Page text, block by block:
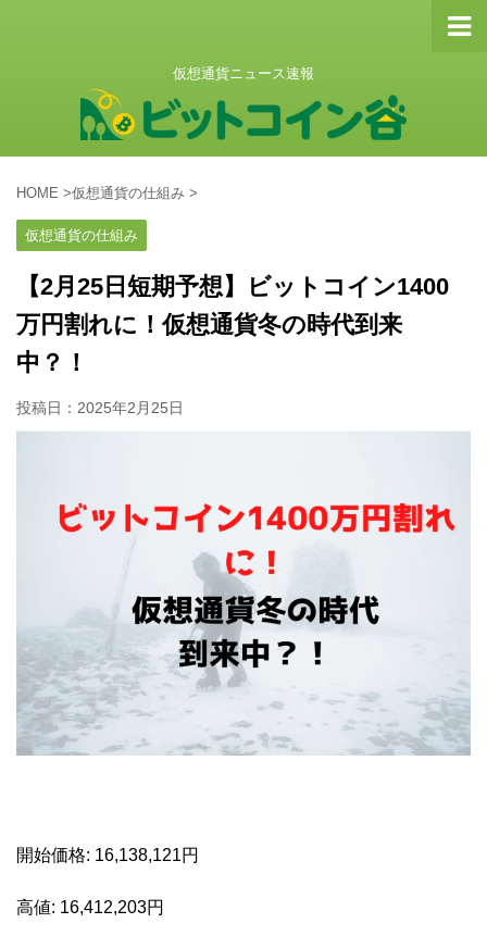
仮想通貨ニュース速報
HOME >仮想通貨の仕組み >
仮想通貨の仕組み
【2月25日短期予想】ビットコイン1400
万円割れに！仮想通貨冬の時代到来
中？！
投稿日： 2025年2月25日
開始価格: 16,138,121円
高値: 16,412,203円